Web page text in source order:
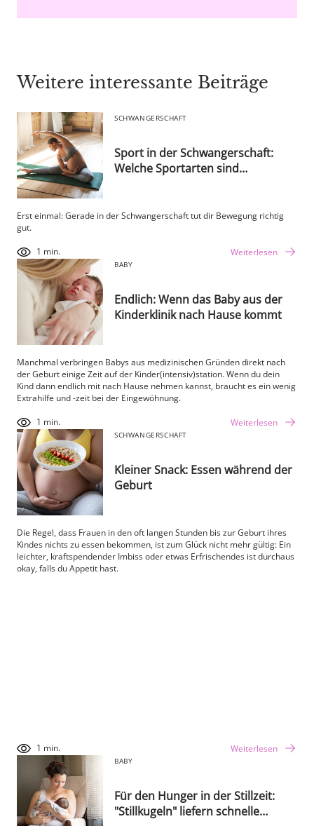
Weitere interessante Beiträge
SCHWANGERSCHAFT
Sport in der Schwangerschaft:
Welche Sportarten sind
Erst einmal: Gerade in der Schwangerschaft tut dir Bewegung richtig
gut.
Weiterlesen
1 min.
BABY
Endlich: Wenn das Baby aus der
Kinderklinik nach Hause kommt
Manchmal verbringen Babys aus medizinischen Gründen direkt nach
der Geburt einige Zeit auf der Kinder(intensiv)station. Wenn du dein
Kind dann endlich mit nach Hause nehmen kannst, braucht es ein wenig
Extrahilfe und -zeit bei der Eingewöhnung.
Weiterlesen
1 min.
SCHWANGERSCHAFT
Kleiner Snack: Essen während der
Geburt
Die Regel, dass Frauen in den oft langen Stunden bis zur Geburt ihres
Kindes nichts zu essen bekommen, ist zum Glück nicht mehr gültig: Ein
leichter, kraftspendender Imbiss oder etwas Erfrischendes ist durchaus
okay, falls du Appetit hast.
Weiterlesen
1 min.
BABY
Für den Hunger in der Stillzeit:
"Stillkugeln" liefern schnelle